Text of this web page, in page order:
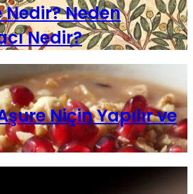
Nedir? Neden
Nedir?
Niçin Yapılır ve